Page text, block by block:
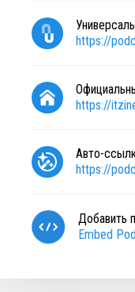
https://
https://
Авто-
https://
Добавить
Embed